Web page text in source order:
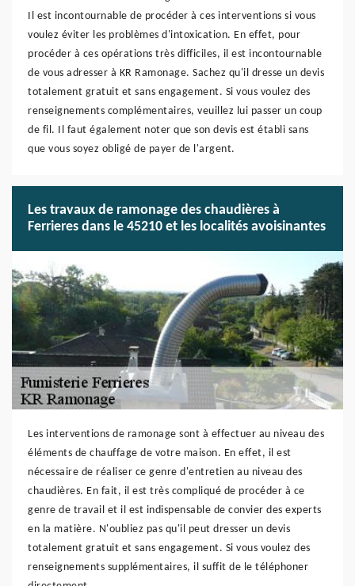
Il est incontournable de procéder à ces interventions si vous
voulez éviter les problèmes d'intoxication. En effet, pour
procéder à ces opérations très difficiles, il est incontournable
de vous adresser à KR Ramonage. Sachez qu'il dresse un devis
totalement gratuit et sans engagement. Si vous voulez des
renseignements complémentaires, veuillez lui passer un coup
de fil. Il faut également noter que son devis est établi sans
que vous soyez obligé de payer de l'argent.
Les travaux de ramonage des chaudières à
Ferrieres dans le 45210 et les localités avoisinantes
Les interventions de ramonage sont à effectuer au niveau des
éléments de chauffage de votre maison. En effet, il est
nécessaire de réaliser ce genre d'entretien au niveau des
chaudières. En fait, il est très compliqué de procéder à ce
genre de travail et il est indispensable de convier des experts
en la matière. N'oubliez pas qu'il peut dresser un devis
totalement gratuit et sans engagement. Si vous voulez des
renseignements supplémentaires, il suffit de le téléphoner